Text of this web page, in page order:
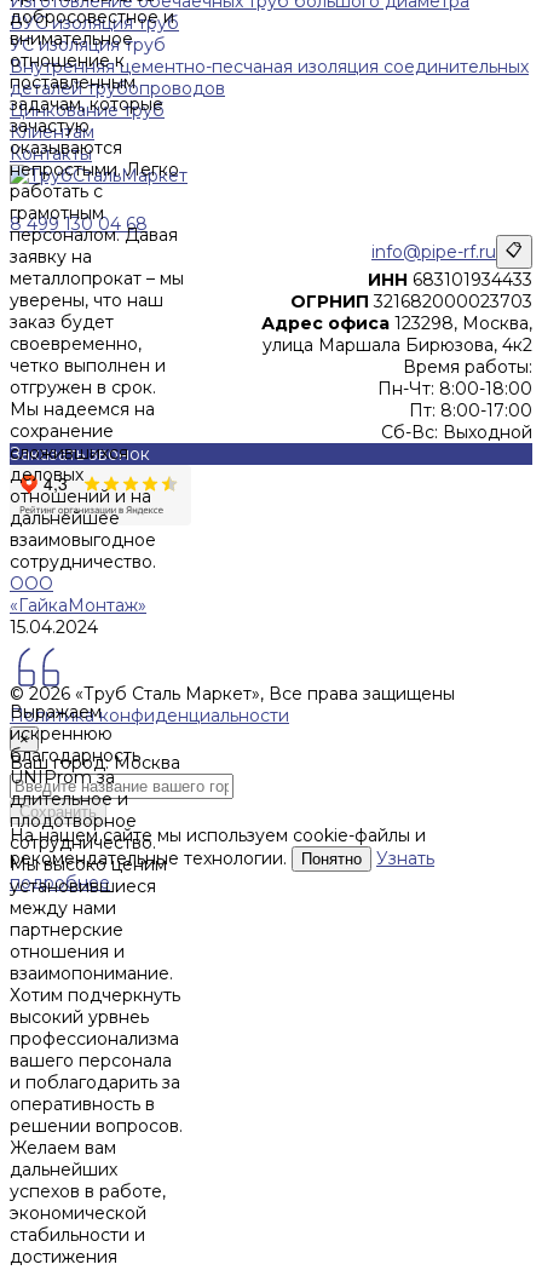
добросовестное и
внимательное
отношение к
поставленным
задачам, которые
зачастую
оказываются
непростыми. Легко
работать с
грамотным
персоналом. Давая
заявку на
металлопрокат – мы
уверены, что наш
заказ будет
своевременно,
четко выполнен и
отгружен в срок.
Мы надеемся на
сохранение
сложившихся
деловых
отношений и на
дальнейшее
взаимовыгодное
сотрудничество.
ООО
«ГайкаМонтаж»
15.04.2024
Выражаем
искреннюю
благодарность
UNIProm за
длительное и
плодотворное
сотрудничество.
Мы высоко ценим
установившиеся
между нами
партнерские
отношения и
взаимопонимание.
Хотим подчеркнуть
высокий урвнеь
профессионализма
вашего персонала
и поблагодарить за
оперативность в
решении вопросов.
Желаем вам
дальнейших
успехов в работе,
экономической
стабильности и
достижения
ВУС изоляция труб
УС изоляция труб
Внутренняя цементно-песчаная изоляция соединительных
деталей трубопроводов
Цинкование труб
Клиентам
Контакты
8 499 130 04 68
info@pipe-rf.ru 📋
ИНН 683101934433
ОГРНИП 321682000023703
Адрес офиса 123298, Москва,
улица Маршала Бирюзова, 4к2
Время работы:
Пн-Чт: 8:00-18:00
Пт: 8:00-17:00
Сб-Вс: Выходной
Заказать звонок
Цены, указанные на сайте, не являются офертой (в
соответствии со ст.435 ГК РФ), и не влекут за собой
обязательств ИП Денисов Александр Николаевич по
заключению Договора. Окончательная стоимость и сроки
поставки уточняются после составления Спецификации и
фиксируются в Счете на оплату, а также Спецификации на
поставку товара.
© 2026 «Труб Сталь Маркет», Все права защищены
Политика конфиденциальности
×
Ваш город: Москва
Сохранить
На нашем сайте мы используем cookie-файлы и
рекомендательные технологии.
Понятно
Узнать
подробнее